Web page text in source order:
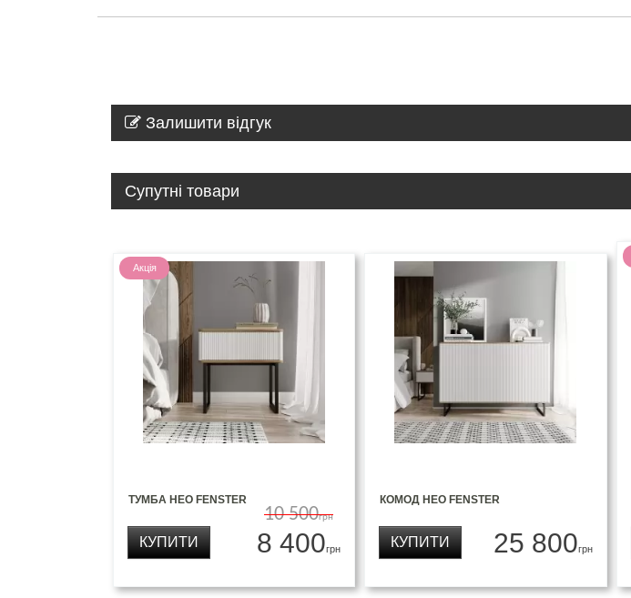
Залишити відгук
Супутні товари
Акція
ТУМБА НЕО FENSTER
10 500грн
8 400грн
КУПИТИ
КОМОД НЕО FENSTER
25 800грн
КУПИТИ